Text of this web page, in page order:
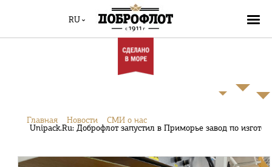
RU
Главная Новости
СМИ о нас
Unipack.Ru: Доброфлот запустил в Приморье завод по